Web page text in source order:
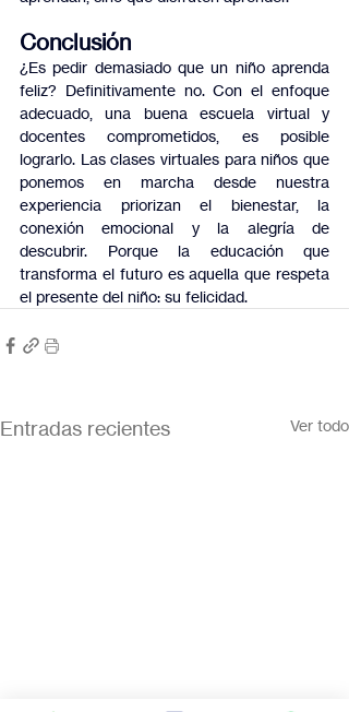
Conclusión
¿Es pedir demasiado que un niño aprenda
feliz? Definitivamente no. Con el enfoque
adecuado, una buena escuela virtual y
docentes comprometidos, es posible
lograrlo. Las clases virtuales para niños que
ponemos en marcha desde nuestra
experiencia priorizan el bienestar, la
conexión emocional y la alegría de
descubrir. Porque la educación que
transforma el futuro es aquella que respeta
el presente del niño: su felicidad.
Entradas recientes Ver todo